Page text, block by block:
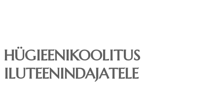
HÜGIEENIKOOLITUS
ILUTEENINDAJATELE